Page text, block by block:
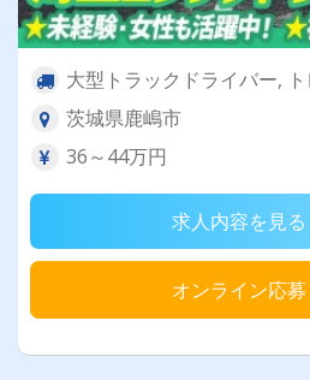
大型トラックドライバー, ト
茨城県鹿嶋市
36～44万円
求人内容を見る
オンライン応募